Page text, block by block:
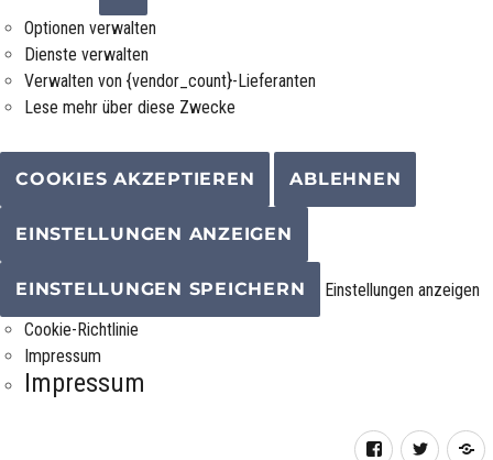
Optionen verwalten
Dienste verwalten
Verwalten von {vendor_count}-Lieferanten
Lese mehr über diese Zwecke
COOKIES AKZEPTIEREN ABLEHNEN
EINSTELLUNGEN ANZEIGEN
EINSTELLUNGEN SPEICHERN
Einstellungen anzeigen
Cookie-Richtlinie
Impressum
Impressum
FacebookTwitter